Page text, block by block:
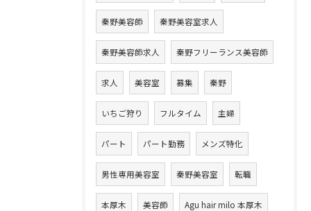
秦野美容師 秦野美容室求人
秦野美容師求人 秦野フリーランス美容師
求人 美容室 募集 秦野
いちご狩り フルタイム 主婦
パート パート勤務 メンズ特化
男性専用美容室 秦野美容室 転職
本厚木 美容師 Agu hair milo 本厚木